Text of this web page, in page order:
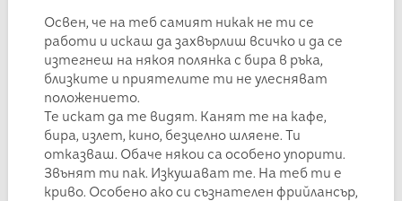
Освен, че на теб самият никак не ти се
работи и искаш да захвърлиш всичко и да се
изтегнеш на някоя полянка с бира в ръка,
близките и приятелите ти не улесняват
положението.
Те искат да те видят. Канят те на кафе,
бира, излет, кино, безцелно шляене. Ти
отказваш. Обаче някои са особено упорити.
Звънят ти пак. Изкушават те. На теб ти е
криво. Особено ако си съзнателен фрийлансър,